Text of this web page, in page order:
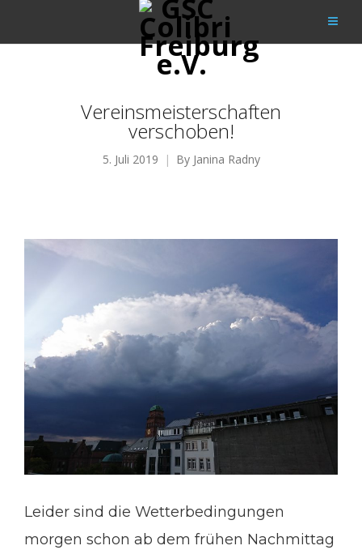
Vereinsmeisterschaften
verschoben!
5. Juli 2019 By Janina Radny
Leider sind die Wetterbedingungen
morgen schon ab dem frühen Nachmittag